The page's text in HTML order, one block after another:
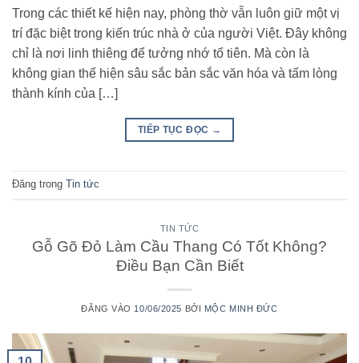
Trong các thiết kế hiện nay, phòng thờ vẫn luôn giữ một vị
trí đặc biệt trong kiến trúc nhà ở của người Việt. Đây không
chỉ là nơi linh thiêng để tưởng nhớ tổ tiên. Mà còn là
không gian thể hiện sâu sắc bản sắc văn hóa và tấm lòng
thành kính của […]
TIẾP TỤC ĐỌC →
Đăng trong Tin tức
TIN TỨC
Gỗ Gõ Đỏ Làm Cầu Thang Có Tốt Không?
Điều Bạn Cần Biết
ĐĂNG VÀO 10/06/2025 BỞI MỘC MINH ĐỨC